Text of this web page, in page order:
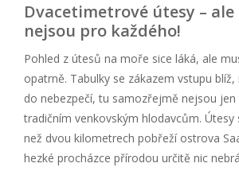
Dvacetimetrové útesy – ale
nejsou pro každého!
Pohled z útesů na moře sice láká, ale
opatrně. Tabulky se zákazem vstupu
do nebezpečí, tu samozřejmě nejsou jen
tradičním venkovským hlodavcům. Útesy
než dvou kilometrech pobřeží ostrova
hezké procházce přírodou určitě nic